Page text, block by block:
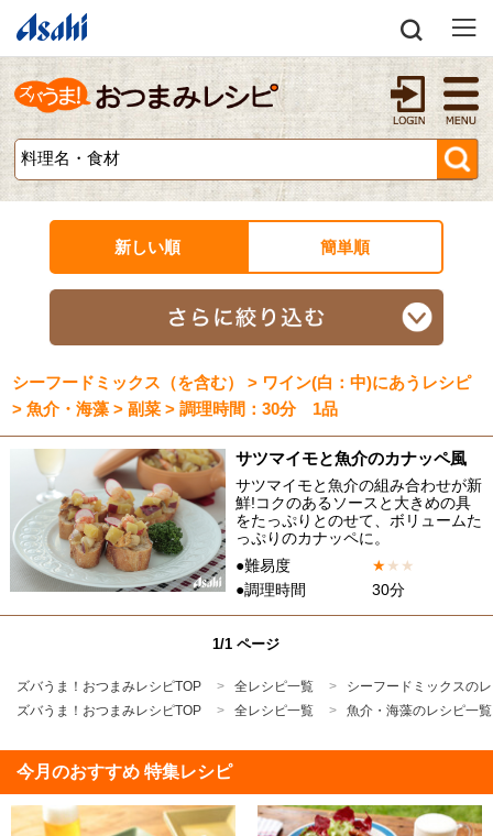
新しい順 簡単順
シーフードミックス（を含む） > ワイン(白：中)にあうレシピ
> 魚介・海藻 > 副菜 > 調理時間：30分 1品
サツマイモと魚介のカナッペ風
サツマイモと魚介の組み合わせが新
鮮!コクのあるソースと大きめの具
をたっぷりとのせて、ボリュームた
っぷりのカナッペに。
●難易度
★★ ★
●調理時間
30分
1/1 ページ
ズバうま！おつまみレシピTOP 全レシピ一覧
シーフードミックスの
ズバうま！おつまみレシピTOP
全レシピ一覧 魚介・海藻のレシピ一覧
今月のおすすめ 特集レシピ